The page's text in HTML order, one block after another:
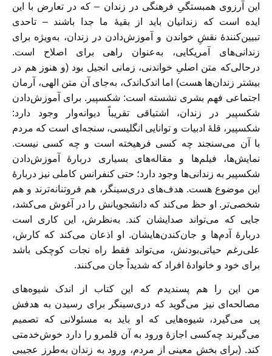
این آرزوی همبستگیِ فرهنگی در زندان – که در تعارض با این
ایده است که زندانیان باید از بقیۀ ما جدا باشند – تاحدی
تبیین‌کنندۀ نقشِ خواندن و آموزش‌دادن در زندان، به‌ویژه برای
زندانی‌های آمریکایی، به‌عنوان راهی برای اصلاح است.
درحالی‌که متن اصلیِ خواندنی، زمانی انجیل بود (و هنوز هم در
بیشتر زندان‌ها هست) اما اندک‌اندک، به‌جای آن متن الهی، آرمان
اجتماعی فهم بشری نشسته‌ است: شکسپیر. برای آموزش‌دادن
شکسپیر در زندان، اشتیاقی تقریباً دیوانه‌وار وجود دارد:
شکسپیر، قلۀ ادبیات و توانایی انگلیسی، سنجه‌ای است که مردم
با آن می‌سنجند چه کسی فرهیخته است و چه کسی نیست.
نمایش‌ها، فیلم‌ها و مقاله‌های بسیاری دربارۀ آموزش‌دادن
شکسپیر به زندانی‌ها وجود دارد؛ حتی کنفرانس کاملی نیز دربارۀ
این موضوع هست. هدف‌های دری‌سینگر، هم فروتنانه‌ترند و هم
شخصی‌تر. او حظ می‌کند که دانشجویانش را در آغوش می‌کشد،
جایی‌ که می‌تواند صدایشان کند. به‌نظرش، این کاری است
دربارۀ آدم‌ها و جان‌کندن‌هایشان. او اذعان می‌کند که کارش،
علی‌رغم حیاتی‌بودنش، می‌تواند فقط راه نجات کوچکی باشد
برای خود و خانوادۀ افراد که شدیداً جان می‌کنند.
من این را هم پسندیدم که این کتاب از اندک شیوه‌های
مصالحه‌ای نیز می‌گوید که دری‌سینگر برای رسیدن به هدفش
پی می‌گیرد، شیوه‌هایی که او باید به مسئولانی که تصمیم
می‌گیرند چه‌کسی اجازۀ ورود به آن قلمرو را دارد خوش‌خدمتی
کند. (برای بخش معینی از مردم، ورود به زندان به‌طرز عجیبی